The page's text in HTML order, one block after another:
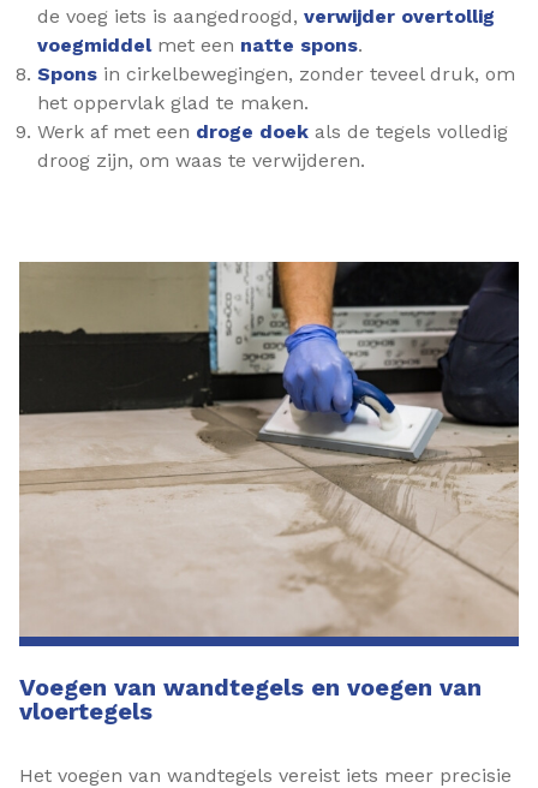
de voeg iets is aangedroogd, verwijder overtollig
voegmiddelmet een natte spons.
Spons in cirkelbewegingen, zonder teveel druk, om
het oppervlak glad te maken.
Werk af met een droge doek als de tegels volledig
droog zijn, om waas te verwijderen.
Voegen van wandtegels en voegen van
vloertegels
Het voegen van wandtegels vereist iets meer precisie